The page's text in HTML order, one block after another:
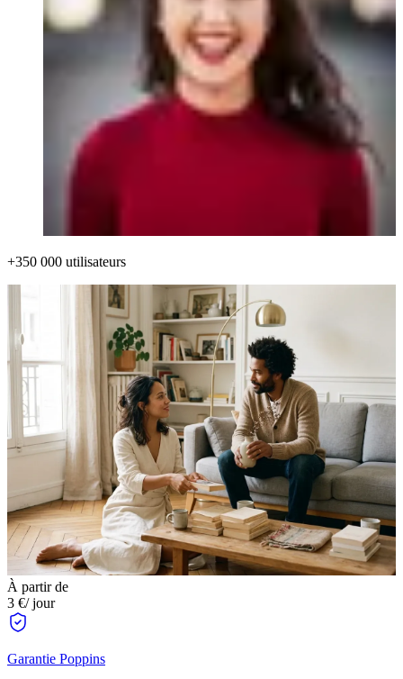
+350 000 utilisateurs
À partir de
3 €/ jour
Garantie Poppins